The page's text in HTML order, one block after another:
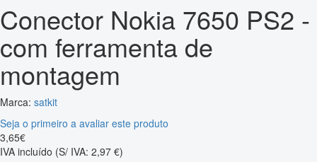
Conector Nokia 7650 PS2 -
com ferramenta de
montagem
Marca: satkit
Seja o primeiro a avaliar este produto
3,65€
IVA incluído (S/ IVA: 2,97 €)